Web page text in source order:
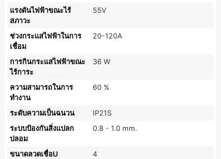
แรงดันไฟฟ้าขณะไร้
สภาวะ
55V
ช่วงกระแสไฟฟ้าในการ
เชื่อม
20-120A
การกินกระแสไฟฟ้าขณะ
ไร้การะ
36 W
ความสามารถในการ
ทำงาน
60 %
ระดับความเป็นฉนวน
IP21S
ระบบป้องกันสิ่งแปลก
ปลอม
0.8 - 1.0 mm.
ขนาดลวดเชื่อU
4